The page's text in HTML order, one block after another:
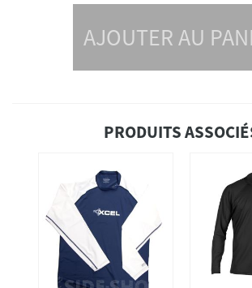
AJOUTER AU
PRODUITS